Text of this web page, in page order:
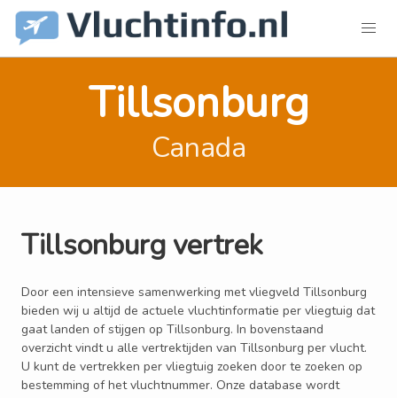
Tillsonburg
Canada
Tillsonburg vertrek
Door een intensieve samenwerking met vliegveld Tillsonburg
bieden wij u altijd de actuele vluchtinformatie per vliegtuig dat
gaat landen of stijgen op Tillsonburg. In bovenstaand
overzicht vindt u alle vertrektijden van Tillsonburg per vlucht.
U kunt de vertrekken per vliegtuig zoeken door te zoeken op
bestemming of het vluchtnummer. Onze database wordt